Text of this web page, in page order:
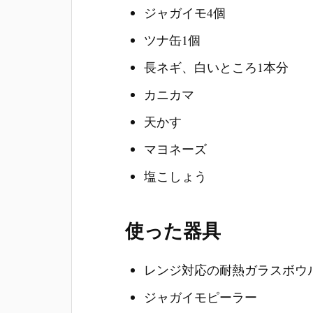
ジャガイモ4個
ツナ缶1個
長ネギ、白いところ1本分
カニカマ
天かす
マヨネーズ
塩こしょう
使った器具
レンジ対応の耐熱ガラスボウ
ジャガイモピーラー